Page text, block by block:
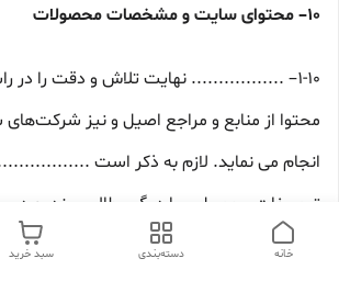
۱۰– محتوای سایت و مشخصات محصولات
۱-۱۰– ................. نهایت تلاش و دقت را در
محتوا از منابع و مراجع اصیل و نیز
انجام می نماید. لازم به ذکر است
توصیفات محصول و یا دیگر مطالب مندرج در
باشد. اگر محصول ارائه شده توسط
سبد خرید دسته‌بندی خانه